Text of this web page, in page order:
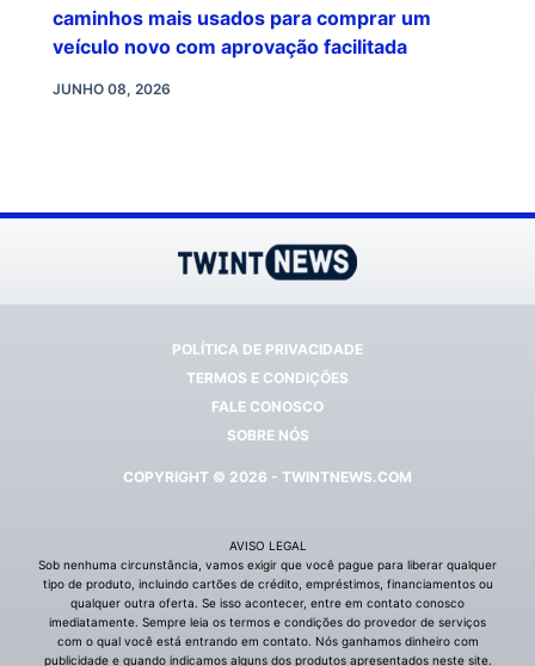
caminhos mais usados para comprar um
veículo novo com aprovação facilitada
JUNHO 08, 2026
POLÍTICA DE PRIVACIDADE
TERMOS E CONDIÇÕES
FALE CONOSCO
SOBRE NÓS
COPYRIGHT © 2026 - TWINTNEWS.COM